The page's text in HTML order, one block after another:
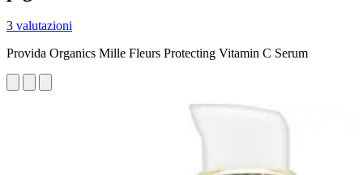
3 valutazioni
Provida Organics Mille Fleurs Protecting Vitamin C Serum